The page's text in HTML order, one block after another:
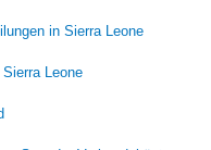
in Sierra Leone
Leone